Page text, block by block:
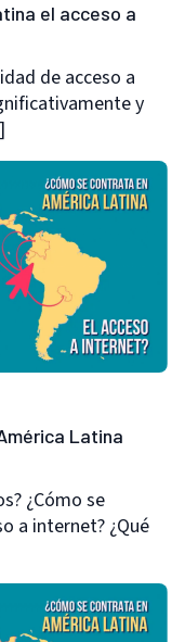
el acceso a
de acceso a
y
Latina
¿Cómo se
a internet? ¿Qué